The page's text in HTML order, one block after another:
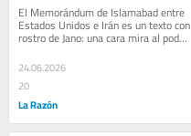
El Memorándum de Islamabad entre
Estados Unidos e Irán es un texto con
rostro de Jano: una cara mira al poder,
24.06.2026
20
La Razón